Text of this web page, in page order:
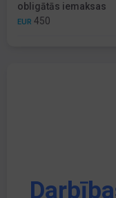
obligātās iemaksas
EUR 450